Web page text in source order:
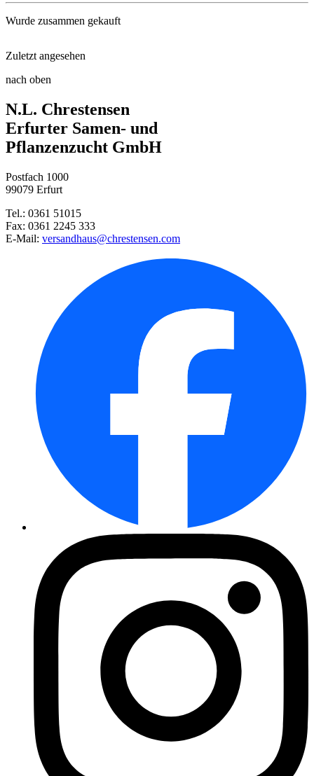
Wurde zusammen gekauft
Buschbohne Bartava
Dill Blattreicher
Steckzwiebel Stuttgarter Riese ...
Buschbohne Delinel
XXL Petersilie Astra
Spinat Matador
Schnittpetersilie Bravour
Steckzwiebel Red Karmen
Zuletzt angesehen
Bohnenkraut einjährig
nach oben
N.L. Chrestensen
Erfurter Samen- und
Pflanzenzucht GmbH
Postfach 1000
99079 Erfurt
Tel.: 0361 51015
Fax: 0361 2245 333
E-Mail: versandhaus@chrestensen.com